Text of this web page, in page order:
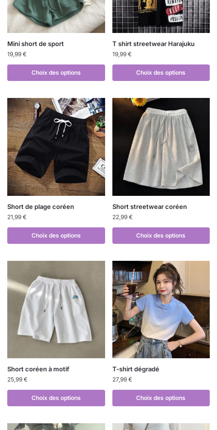
Mini short de sport
19,99 €
Choix des options
T shirt streetwear Harajuku
19,99 €
Choix des options
Short de plage coréen
21,99 €
Choix des options
Short streetwear coréen
22,99 €
Choix des options
Short coréen à motif
25,99 €
Choix des options
T-shirt dégradé
27,99 €
Choix des options